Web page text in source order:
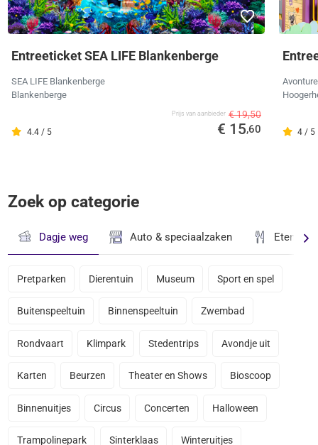
Entreeticket SEA LIFE Blankenberge
SEA LIFE Blankenberge
Blankenberge
4.4 / 5
Prijs van aanbieder € 19,50
€ 15,60 4 / 5
Zoek op categorie
Dagje weg Auto & speciaalzaken Eten &
Pretparken Dierentuin Museum Sport en spel
Buitenspeeltuin Binnenspeeltuin Zwembad
Rondvaart Klimpark Stedentrips Avondje uit
Karten Beurzen Theater en Shows Bioscoop
Binnenuitjes Circus Concerten Halloween
Trampolinepark Sinterklaas Winteruitjes